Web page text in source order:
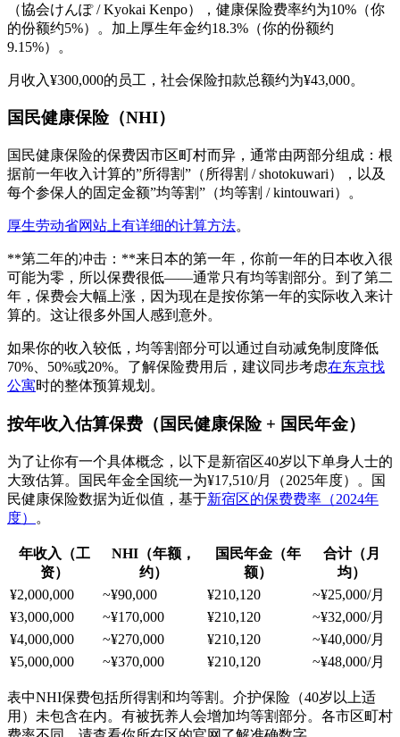
（協会けんぽ / Kyokai Kenpo），健康保险费率约为10%（你
的份额约5%）。加上厚生年金约18.3%（你的份额约
9.15%）。
月收入¥300,000的员工，社会保险扣款总额约为¥43,000。
国民健康保险（NHI）
国民健康保险的保费因市区町村而异，通常由两部分组成：根
据前一年收入计算的”所得割”（所得割 / shotokuwari），以及
每个参保人的固定金额”均等割”（均等割 / kintouwari）。
厚生劳动省网站上有详细的计算方法。
**第二年的冲击：**来日本的第一年，你前一年的日本收入很
可能为零，所以保费很低——通常只有均等割部分。到了第二
年，保费会大幅上涨，因为现在是按你第一年的实际收入来计
算的。这让很多外国人感到意外。
如果你的收入较低，均等割部分可以通过自动减免制度降低
70%、50%或20%。了解保险费用后，建议同步考虑在东京找
公寓时的整体预算规划。
按年收入估算保费（国民健康保险 + 国民年金）
为了让你有一个具体概念，以下是新宿区40岁以下单身人士的
大致估算。国民年金全国统一为¥17,510/月（2025年度）。国
民健康保险数据为近似值，基于新宿区的保费费率（2024年
度）
。
年收入（工
资）
NHI（年额，
约）
国民年金（年
额）
合计（月
均）
¥2,000,000
~¥90,000 ¥210,120
~¥25,000/月
¥3,000,000
~¥170,000 ¥210,120
~¥32,000/月
¥4,000,000
~¥270,000 ¥210,120
~¥40,000/月
¥5,000,000
~¥370,000 ¥210,120 ~¥48,000/月
表中NHI保费包括所得割和均等割。介护保险（40岁以上适
用）未包含在内。有被抚养人会增加均等割部分。各市区町村